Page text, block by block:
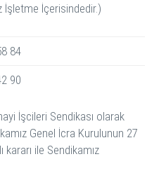
İşletme İçerisindedir.)
84
90
İşcileri Sendikası olarak
Genel İcra Kurulunun 27
kararı ile Sendikamız